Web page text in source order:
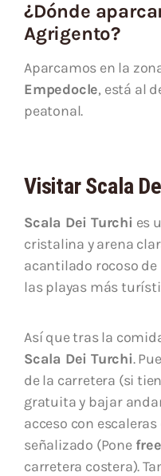
¿Dónde
Agrigento?
Aparcamos en la
Empedocle, está al
peatonal.
Visitar Scala
Scala Dei Turchi es
cristalina y arena
acantilado rocoso de
las playas más
Así que tras la
Scala Dei Turchi.
de la carretera (si
gratuita y bajar
acceso con
señalizado (Pone
carretera costera).